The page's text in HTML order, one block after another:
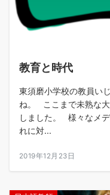
教育と時代
東須磨小学校の教員い
ね。 ここまで未熟な
しました。 様々なメ
れに対...
2019年12月23日